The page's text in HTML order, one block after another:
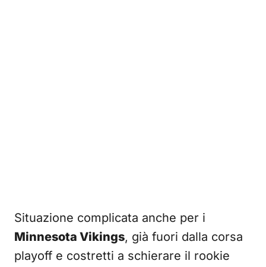
Situazione complicata anche per i
Minnesota Vikings, già fuori dalla corsa
playoff e costretti a schierare il rookie